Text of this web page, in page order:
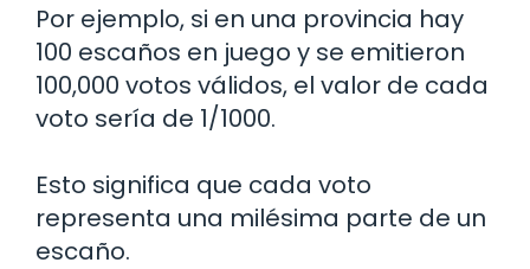
Por ejemplo, si en una provincia hay
100 escaños en juego y se emitieron
100,000 votos válidos, el valor de cada
voto sería de 1/1000.
Esto significa que cada voto
representa una milésima parte de un
escaño.